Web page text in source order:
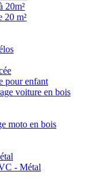
20m²
20 m²
pour enfant
voiture en bois
moto en bois
- Métal